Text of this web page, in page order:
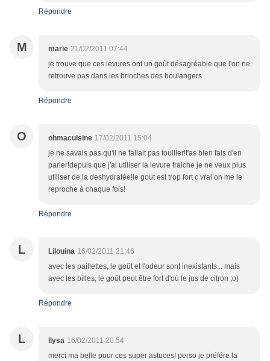
Répondre
M marie 21/02/2011 07:44
je trouve que ces levures ont un goût désagréable que l'on ne
retrouve pas dans les brioches des boulangers
Répondre
O ohmacuisine 17/02/2011 15:04
je ne savais pas qu'il ne fallait pas touiller!t'as bien fais d'en
parler!depuis que j'ai utiliser la levure fraiche je ne veux plus
utiliser de la deshydratée!le gout est trop fort c vrai on me le
reproche à chaque fois!
Répondre
L Lilouina 16/02/2011 21:46
avec les paillettes, le goût et l'odeur sont inexistants... mais
avec les billes, le goût peut être fort d'où le jus de citron ;o)
Répondre
L llysa 16/02/2011 20:54
merci ma belle pour ces super astuces! perso je préfére la